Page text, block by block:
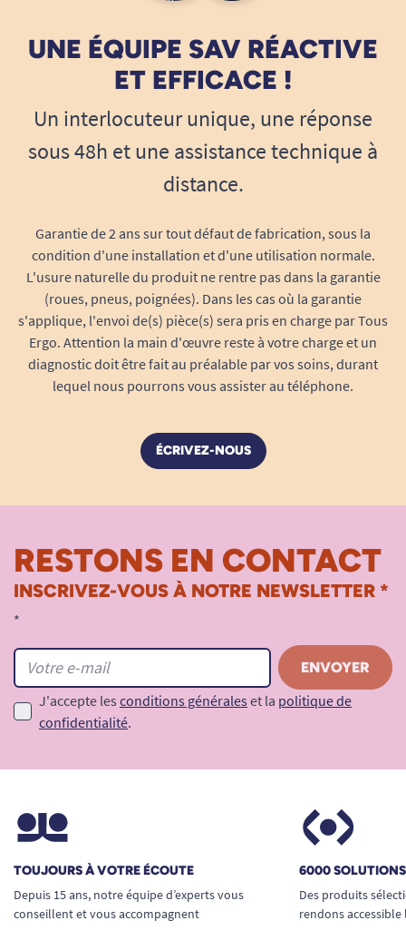
UNE ÉQUIPE SAV RÉACTIVE
ET EFFICACE !
Un interlocuteur unique, une réponse
sous 48h et une assistance technique à
distance.
Garantie de 2 ans sur tout défaut de fabrication, sous la
condition d'une installation et d'une utilisation normale.
L'usure naturelle du produit ne rentre pas dans la garantie
(roues, pneus, poignées). Dans les cas où la garantie
s'applique, l'envoi de(s) pièce(s) sera pris en charge par Tous
Ergo. Attention la main d'œuvre reste à votre charge et un
diagnostic doit être fait au préalable par vos soins, durant
lequel nous pourrons vous assister au téléphone.
ÉCRIVEZ-NOUS
RESTONS EN CONTACT
INSCRIVEZ-VOUS À NOTRE NEWSLETTER *
*
J'accepte les conditions générales et la politique de
confidentialité.
TOUJOURS À VOTRE ÉCOUTE
Depuis 15 ans, notre équipe d’experts vous
conseillent et vous accompagnent
6000
Des produits
rendons